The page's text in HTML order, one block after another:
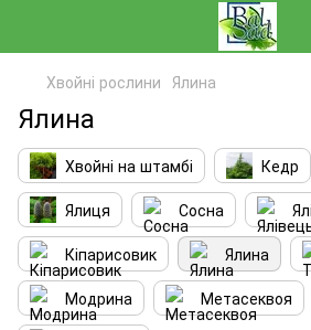
Хвойні рослини Ялина
Ялина
Хвойні на штамбі Кедр
Ялиця
Сосна
Кіпарисовик
Ялина
Модрина
Метасеквоя